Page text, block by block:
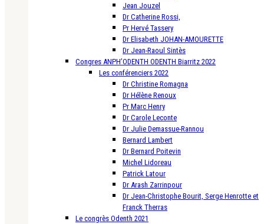
Jean Jouzel
Dr Catherine Rossi,
Pr Hervé Tassery
Dr Elisabeth JOHAN-AMOURETTE
Dr Jean-Raoul Sintès
Congres ANPH’ODENTH ODENTH Biarritz 2022
Les conférenciers 2022
Dr Christine Romagna
Dr Hélène Renoux
Pr Marc Henry
Dr Carole Leconte
Dr Julie Demassue-Rannou
Bernard Lambert
Dr Bernard Poitevin
Michel Lidoreau
Patrick Latour
Dr Arash Zarrinpour
Dr Jean-Christophe Bourit, Serge Henrotte et
Franck Therras
Le congrès Odenth 2021